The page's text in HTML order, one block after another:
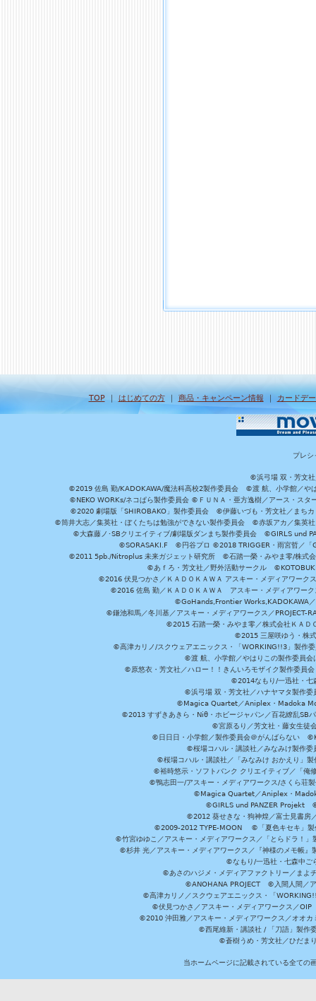
TOP｜ はじめての方｜ 商品・キャンペーン情報 ｜ カードデ
プレシ
©浜弓場 双・芳文社
©2019 佐島 勤/KADOKAWA/魔法科高校2製作委員会 ©渡 航、小学館／や
©NEKO WORKs/ネコぱら製作委員会 ©ＦＵＮＡ・亜方逸樹／アース・ス
©2020 劇場版「SHIROBAKO」製作委員会 ©伊藤いづも・芳文社／まち
©筒井大志／集英社・ぼくたちは勉強ができない製作委員会 ©赤坂アカ／集英
©大森藤ノ･SBクリエイティブ/劇場版ダンまち製作委員会 ©GIRLS und
©SORASAKI.F ©円谷プロ ©2018 TRIGGER・雨宮哲／
©2011 5pb./Nitroplus 未来ガジェット研究所 ©石踏一榮・みやま零/株式
©あｆろ・芳文社／野外活動サークル
©2016 伏見つかさ／ＫＡＤＯＫＡＷＡ アスキー・メディアワー
©2016 佐島 勤／ＫＡＤＯＫＡＷＡ アスキー・メディアワ
©GoHands,Frontier Works,KADOKAWA
©鎌池和馬／冬川基／アスキー・メディアワークス／
©2015 石踏一榮・みやま零／株式会社ＫＡＤ
©2015 三屋咲ゆう・株
©高津カリノ/スクウェアエニックス・「WORKING!!3」製作
©渡 航、小学館／やはりこの製作委員
©原悠衣・芳文社／ハロー！！きんいろモザイク製作委員
©2014なもり/一迅社・
©浜弓場 双・芳文社／ハナヤマタ製作
©Magica Quartet／Aniplex・Madoka
©2013 すずきあきら・Niθ・ホビージャパン／百花繚乱
©宮原るり／芳文社・藤女生徒
©日日日・小学館／製作委員会＠がんばらない
©桜場コハル・講談社／みなみけ製作
©桜場コハル・講談社／「みなみけ おかえり」
©裕時悠示・ソフトバンク クリエイティブ／「
©鴨志田一/アスキー・メディアワークス/さく
©Magica Quartet／Aniplex・
©GIRLS und PANZER Projekt ©
©2012 葵せきな・狗神煌／富士見書
©2009-2012 TYPE-MOON ©「夏色キセキ」製
©竹宮ゆゆこ／アスキー・メディアワークス／「とらドラ！
©杉井 光／アスキー・メディアワークス／『神様のメモ帳
©なもり/一迅社・七森中
©あさのハジメ・メディアファクトリー／ま
©ANOHANA PROJECT ©入間人間／ア
©高津カリノ／スクウェアエニックス・「
©伏見つかさ／アスキー・メディアワークス／
©2010 沖田雅／アスキー・メディアワークス／オオ
©西尾維新・講談社 / 「刀語」製作
©蒼樹うめ・芳文社／ひだま
当ホームページに記載されている全ての